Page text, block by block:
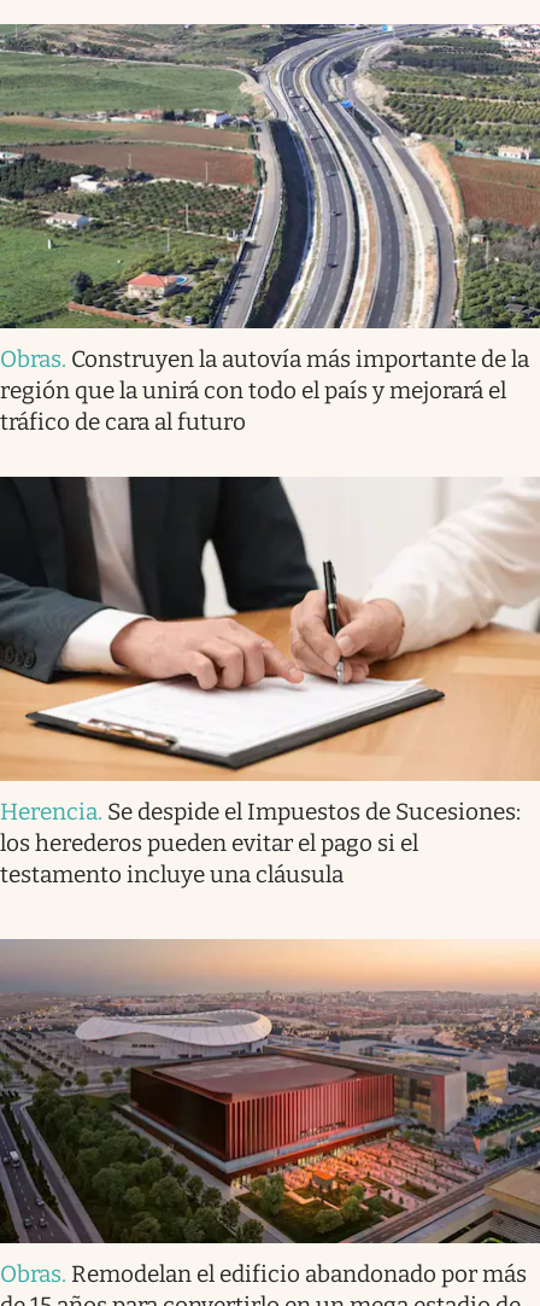
Obras. Construyen la autovía más importante de la
región que la unirá con todo el país y mejorará el
tráfico de cara al futuro
Herencia. Se despide el Impuestos de Sucesiones:
los herederos pueden evitar el pago si el
testamento incluye una cláusula
Obras. Remodelan el edificio abandonado por más